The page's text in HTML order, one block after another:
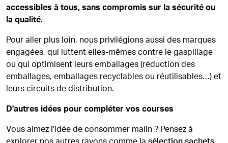
accessibles à tous, sans compromis sur la sécurité ou
la qualité.
Pour aller plus loin, nous privilégions aussi des marques
engagées, qui luttent elles-mêmes contre le gaspillage
ou qui optimisent leurs emballages (réduction des
emballages, emballages recyclables ou réutilisables…) et
leurs circuits de distribution.
D'autres idées pour compléter vos courses
Vous aimez l'idée de consommer malin ? Pensez à